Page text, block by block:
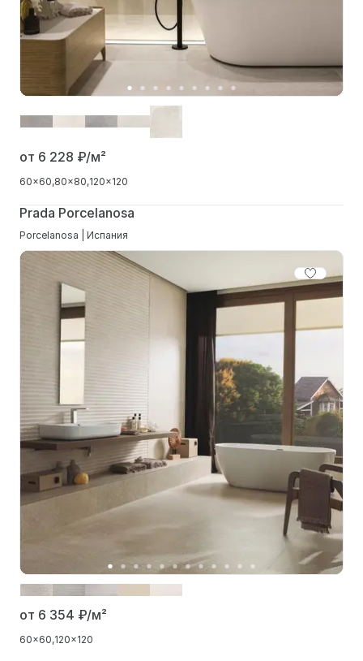
от 6 228 ₽/м²
60x60 80x80 120x120
Prada Porcelanosa
Porcelanosa | Испания
от 6 354 ₽/м²
60x60 120x120